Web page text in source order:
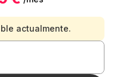
actualmente.